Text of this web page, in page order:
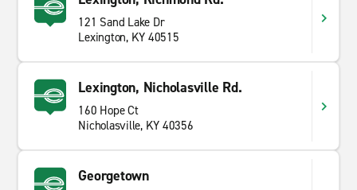
121 Sand Lake Dr
Lexington, KY 40515
Lexington, Nicholasville Rd.
160 Hope Ct
Nicholasville, KY 40356
Georgetown